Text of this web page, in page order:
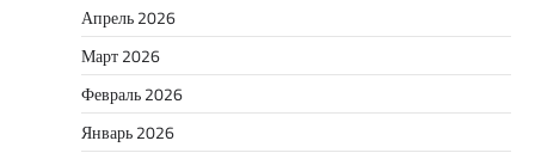
Апрель 2026
Март 2026
Февраль 2026
Январь 2026